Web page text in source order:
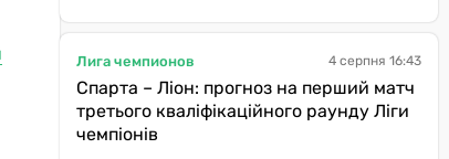
Лига чемпионов 4 серпня 16:43
Спарта – Ліон: прогноз на перший матч
третього кваліфікаційного раунду Ліги
чемпіонів